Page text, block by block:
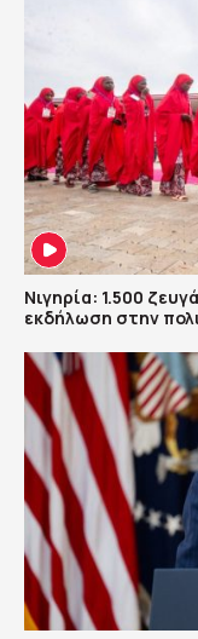
Νιγηρία: 1.500
εκδήλωση στην